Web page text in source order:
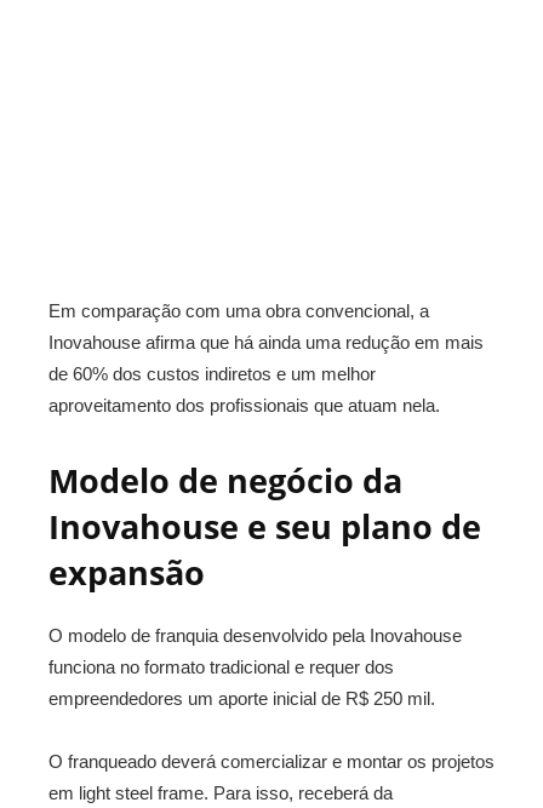
Em comparação com uma obra convencional, a
Inovahouse afirma que há ainda uma redução em mais
de 60% dos custos indiretos e um melhor
aproveitamento dos profissionais que atuam nela.
Modelo de negócio da
Inovahouse e seu plano de
expansão
O modelo de franquia desenvolvido pela Inovahouse
funciona no formato tradicional e requer dos
empreendedores um aporte inicial de R$ 250 mil.
O franqueado deverá comercializar e montar os projetos
em light steel frame. Para isso, receberá da